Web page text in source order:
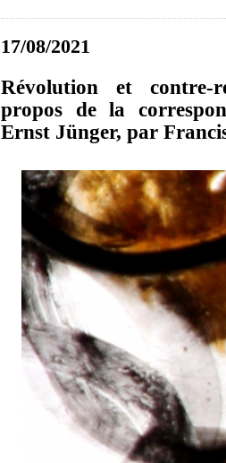
17/08/2021
Révolution et contre-
propos de la
Ernst Jünger, par